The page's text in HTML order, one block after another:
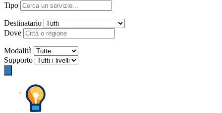
Tipo
Destinatario
Dove
Modalità
Supporto